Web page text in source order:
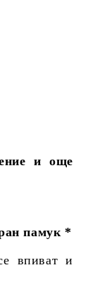
и още
памук *
впиват и